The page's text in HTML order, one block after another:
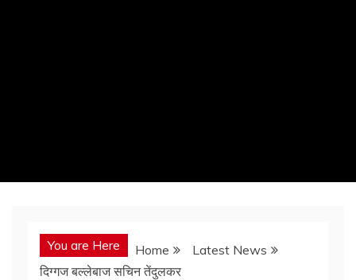
You are Here Home
Latest News
दिग्गज बल्लेबाज सचिन तेंदुलकर